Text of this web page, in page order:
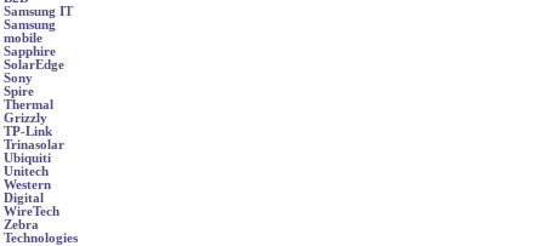
Samsung IT
Samsung
mobile
Sapphire
SolarEdge
Sony
Spire
Thermal
Grizzly
TP-Link
Trinasolar
Ubiquiti
Unitech
Western
Digital
WireTech
Zebra
Technologies